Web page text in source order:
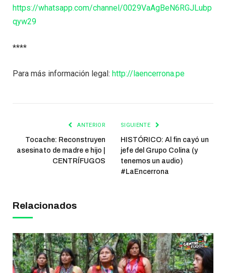
https://whatsapp.com/channel/0029VaAgBeN6RGJLubp
qyw29
****
Para más información legal: http://laencerrona.pe
ANTERIOR
Tocache: Reconstruyen
asesinato de madre e hijo |
CENTRÍFUGOS
SIGUIENTE
HISTÓRICO: Al fin cayó un
jefe del Grupo Colina (y
tenemos un audio)
#LaEncerrona
Relacionados